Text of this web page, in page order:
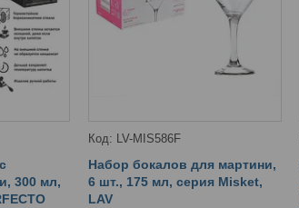
300 мл,
LV-MIS586F
Набор бокалов для мартини,
6 шт., 175 мл, серия Misket,
LAV